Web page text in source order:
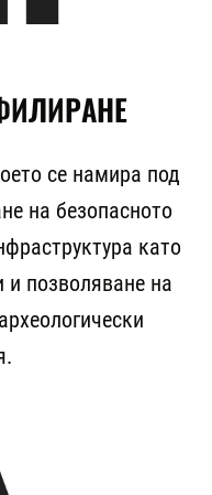
се намира под
на безопасното
като
и позволяване на